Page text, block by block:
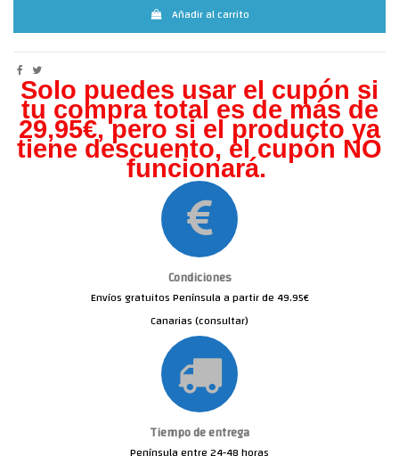
Añadir al carrito
Solo puedes usar el cupón si
tu compra total es de más de
29,95€, pero si el producto ya
tiene descuento, el cupón NO
funcionará.
Condiciones
Envíos gratuitos Península a partir de 49.95€
Canarias (consultar)
Tiempo de entrega
Península entre 24-48 horas